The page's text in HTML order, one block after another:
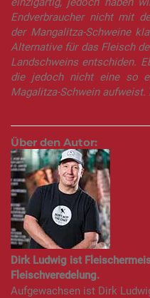
Endverbraucher nicht mit
der Mangalitza-Schweine
Alternative für das Fleisch
Landschweins entschiden.
die jedoch nicht eine so
Magalitza-Schwein aufweist.
Über den Autor:
Dirk Ludwig ist
Fleischveredelung.
Aufgewachsen ist Dirk